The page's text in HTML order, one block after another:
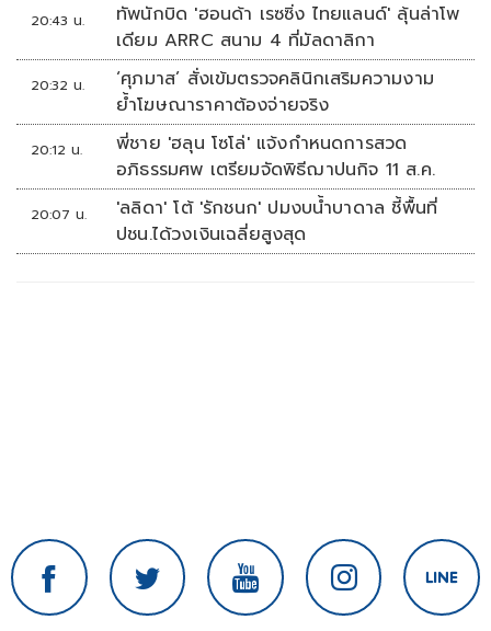
20:43 น.
ทัพนักบิด 'ฮอนด้า เรซซิ่ง ไทยแลนด์' ลุ้นล่าโพ
เดียม ARRC สนาม 4 ที่มัลดาลิกา
20:32 น.
‘ศุภมาส’ สั่งเข้มตรวจคลินิกเสริมความงาม
ย้ำโฆษณาราคาต้องจ่ายจริง
20:12 น.
พี่ชาย 'ฮลุน โซโล่' แจ้งกำหนดการสวด
อภิธรรมศพ เตรียมจัดพิธีฌาปนกิจ 11 ส.ค.
20:07 น.
'ลลิดา' โต้ 'รักชนก' ปมงบน้ำบาดาล ชี้พื้นที่
ปชน.ได้วงเงินเฉลี่ยสูงสุด